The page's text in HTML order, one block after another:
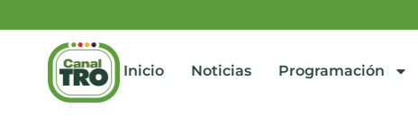
Inicio Noticias Programación